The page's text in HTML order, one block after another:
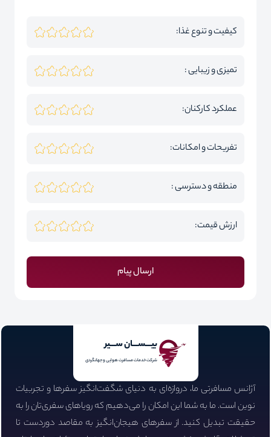
کیفیت و تنوع غذا:
تمیزی و زیبایی :
عملکرد کارکنان:
تفریحات و امکانات:
منطقه و دسترسی :
ارزش قیمت:
ارسال پیام
بیـــســـان ســـیر
شرکت خدمات مسافرت هوایی و جهانگردی
آژانس مسافرتی ما، دروازه‌ای به دنیای شگفت‌انگیز سفرها و تجربیات
نوین است. ما به شما این امکان را می‌دهیم که رویاهای سفری‌تان را به
حقیقت تبدیل کنید. از سفرهای هیجان‌انگیز به مقاصد دوردست تا